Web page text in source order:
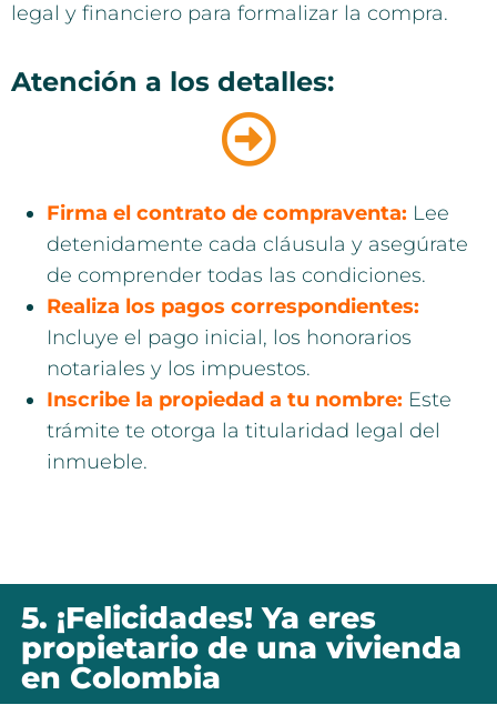
legal y financiero para formalizar la compra.
Atención a los detalles:
Firma el contrato de compraventa: Lee
detenidamente cada cláusula y asegúrate
de comprender todas las condiciones.
Realiza los pagos correspondientes:
Incluye el pago inicial, los honorarios
notariales y los impuestos.
Inscribe la propiedad a tu nombre: Este
trámite te otorga la titularidad legal del
inmueble.
5. ¡Felicidades! Ya eres
propietario de una vivienda
en Colombia